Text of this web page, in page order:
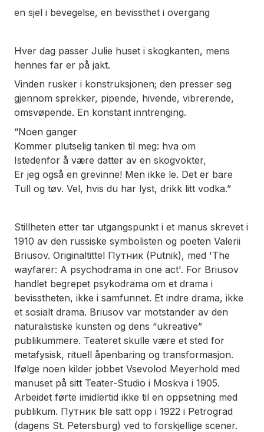
en sjel i bevegelse, en bevissthet i overgang
Hver dag passer Julie huset i skogkanten, mens
hennes far er på jakt.
Vinden rusker i konstruksjonen; den presser seg
gjennom sprekker, pipende, hivende, vibrerende,
omsvøpende. En konstant inntrenging.
“Noen ganger
Kommer plutselig tanken til meg: hva om
Istedenfor å være datter av en skogvokter,
Er jeg også en grevinne! Men ikke le. Det er bare
Tull og tøv. Vel, hvis du har lyst, drikk litt vodka.”
Stillheten etter tar utgangspunkt i et manus skrevet i
1910 av den russiske symbolisten og poeten Valerii
Briusov. Originaltittel Путник (Putnik), med 'The
wayfarer: A psychodrama in one act'. For Briusov
handlet begrepet psykodrama om et drama i
bevisstheten, ikke i samfunnet. Et indre drama, ikke
et sosialt drama. Briusov var motstander av den
naturalistiske kunsten og dens “ukreative”
publikummere. Teateret skulle være et sted for
metafysisk, rituell åpenbaring og transformasjon.
Ifølge noen kilder jobbet Vsevolod Meyerhold med
manuset på sitt Teater-Studio i Moskva i 1905.
Arbeidet førte imidlertid ikke til en oppsetning med
publikum. Путник ble satt opp i 1922 i Petrograd
(dagens St. Petersburg) ved to forskjellige scener.